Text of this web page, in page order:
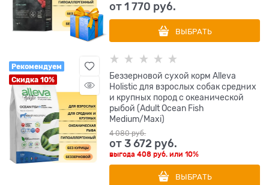
от1 770 руб.
ВЫБРАТЬ
Рекомендуем
Скидка 10%
Беззерновой сухой корм Alleva
Holistic для взрослых собак средних
и крупных пород с океанической
рыбой (Adult Ocean Fish
Medium/Maxi)
4 080 руб.
от3 672 руб.
выгода408 руб. или10%
ВЫБРАТЬ